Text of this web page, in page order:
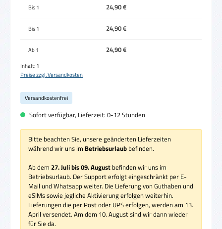
Bis1 24,90 €
Bis1 24,90 €
Ab1 24,90 €
Inhalt:1
Preise zzgl. Versandkosten
Versandkostenfrei
Sofort verfügbar, Lieferzeit: 0-12 Stunden
Bitte beachten Sie, unsere geänderten Lieferzeiten
während wir uns im Betriebsurlaub befinden.
Ab dem 27. Juli bis 09. August befinden wir uns im
Betriebsurlaub. Der Support erfolgt eingeschränkt per E-
Mail und Whatsapp weiter. Die Lieferung von Guthaben und
eSIMs sowie jegliche Aktivierung erfolgen weiterhin.
Lieferungen die per Post oder UPS erfolgen, werden am 13.
April versendet. Am dem 10. August sind wir dann wieder
für Sie da.